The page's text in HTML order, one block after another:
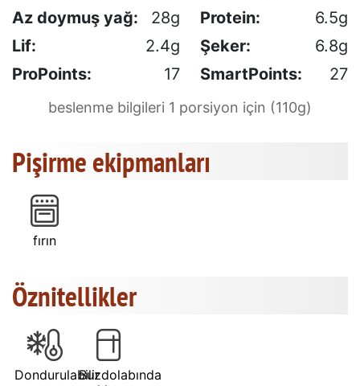
Az doymuş yağ:
28g Protein:
6.5g
Lif:
2.4g Şeker:
6.8g
ProPoints:
17 SmartPoints: 27
beslenme bilgileri 1 porsiyon için (110g)
Pişirme ekipmanları
fırın
Öznitellikler
DondurulabilirBuzdolabında